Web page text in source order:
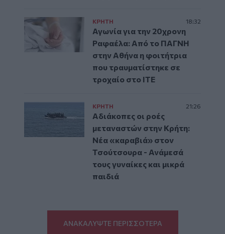
ΚΡΗΤΗ 18:32
Αγωνία για την 20χρονη
Ραφαέλα: Από το ΠΑΓΝΗ
στην Αθήνα η φοιτήτρια
που τραυματίστηκε σε
τροχαίο στο ΙΤΕ
ΚΡΗΤΗ 21:26
Αδιάκοπες οι ροές
μεταναστών στην Κρήτη:
Νέα «καραβιά» στον
Τσούτσουρα - Ανάμεσά
τους γυναίκες και μικρά
παιδιά
ΑΝΑΚΑΛΥΨΤΕ ΠΕΡΙΣΣΟΤΕΡΑ